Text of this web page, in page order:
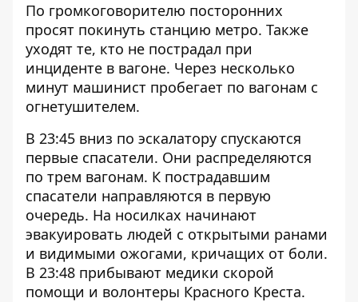
По громкоговорителю посторонних
просят покинуть станцию метро. Также
уходят те, кто не пострадал при
инциденте в вагоне. Через несколько
минут машинист пробегает по вагонам с
огнетушителем.
В 23:45 вниз по эскалатору спускаются
первые спасатели. Они распределяются
по трем вагонам. К пострадавшим
спасатели направляются в первую
очередь. На носилках начинают
эвакуировать людей с открытыми ранами
и видимыми ожогами, кричащих от боли.
В 23:48 прибывают медики скорой
помощи и волонтеры Красного Креста.